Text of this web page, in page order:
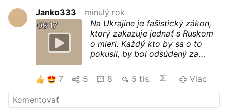
Janko333
minulý rok
08:17
Na Ukrajine je fašistický zákon,
ktorý zakazuje jednať s Ruskom
o mieri. Každý kto by sa o to
pokusil, by bol odsúdený za
za prezidenta zvolili preto, lebo
sľúbil že zastaví vojnu, ale
klamal.
7 5 8 5 tis. Viac